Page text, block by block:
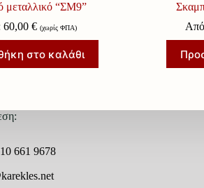
μεταλλικό “ΣΜ9”
60,00€ (χωρίς ΦΠΑ)
στο καλάθι
661 9678